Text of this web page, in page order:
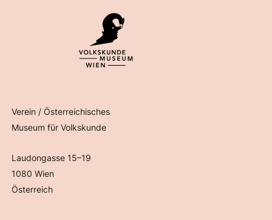
Verein / Österreichisches
Museum für Volkskunde
Laudongasse 15–19
1080 Wien
Österreich